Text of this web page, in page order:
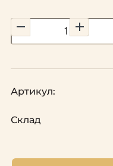
Артикул:
Склад